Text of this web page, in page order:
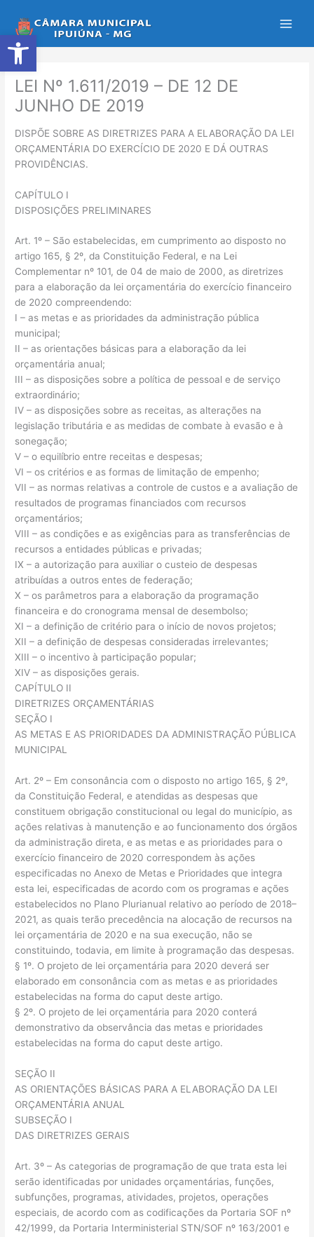
Abrir a barra de ferramentas
para
o
conteúdo
LEI Nº 1.611/2019 – DE 12 DE
JUNHO DE 2019
DISPÕE SOBRE AS DIRETRIZES PARA A ELABORAÇÃO DA LEI
ORÇAMENTÁRIA DO EXERCÍCIO DE 2020 E DÁ OUTRAS
PROVIDÊNCIAS.
CAPÍTULO I
DISPOSIÇÕES PRELIMINARES
Art. 1º – São estabelecidas, em cumprimento ao disposto no
artigo 165, § 2º, da Constituição Federal, e na Lei
Complementar nº 101, de 04 de maio de 2000, as diretrizes
para a elaboração da lei orçamentária do exercício financeiro
de 2020 compreendendo:
I – as metas e as prioridades da administração pública
municipal;
II – as orientações básicas para a elaboração da lei
orçamentária anual;
III – as disposições sobre a política de pessoal e de serviço
extraordinário;
IV – as disposições sobre as receitas, as alterações na
legislação tributária e as medidas de combate à evasão e à
sonegação;
V – o equilíbrio entre receitas e despesas;
VI – os critérios e as formas de limitação de empenho;
VII – as normas relativas a controle de custos e a avaliação de
resultados de programas financiados com recursos
orçamentários;
VIII – as condições e as exigências para as transferências de
recursos a entidades públicas e privadas;
IX – a autorização para auxiliar o custeio de despesas
atribuídas a outros entes de federação;
X – os parâmetros para a elaboração da programação
financeira e do cronograma mensal de desembolso;
XI – a definição de critério para o início de novos projetos;
XII – a definição de despesas consideradas irrelevantes;
XIII – o incentivo à participação popular;
XIV – as disposições gerais.
CAPÍTULO II
DIRETRIZES ORÇAMENTÁRIAS
SEÇÃO I
AS METAS E AS PRIORIDADES DA ADMINISTRAÇÃO PÚBLICA
MUNICIPAL
Art. 2º – Em consonância com o disposto no artigo 165, § 2º,
da Constituição Federal, e atendidas as despesas que
constituem obrigação constitucional ou legal do município, as
ações relativas à manutenção e ao funcionamento dos órgãos
da administração direta, e as metas e as prioridades para o
exercício financeiro de 2020 correspondem às ações
especificadas no Anexo de Metas e Prioridades que integra
esta lei, especificadas de acordo com os programas e ações
estabelecidos no Plano Plurianual relativo ao período de 2018–
2021, as quais terão precedência na alocação de recursos na
lei orçamentária de 2020 e na sua execução, não se
constituindo, todavia, em limite à programação das despesas.
§ 1º. O projeto de lei orçamentária para 2020 deverá ser
elaborado em consonância com as metas e as prioridades
estabelecidas na forma do caput deste artigo.
§ 2º. O projeto de lei orçamentária para 2020 conterá
demonstrativo da observância das metas e prioridades
estabelecidas na forma do caput deste artigo.
SEÇÃO II
AS ORIENTAÇÕES BÁSICAS PARA A ELABORAÇÃO DA LEI
ORÇAMENTÁRIA ANUAL
SUBSEÇÃO I
DAS DIRETRIZES GERAIS
Art. 3º – As categorias de programação de que trata esta lei
serão identificadas por unidades orçamentárias, funções,
subfunções, programas, atividades, projetos, operações
especiais, de acordo com as codificações da Portaria SOF nº
42/1999, da Portaria Interministerial STN/SOF nº 163/2001 e